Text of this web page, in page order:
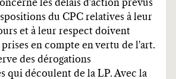
les délais d'action prévus
du CPC relatives à leur
et à leur respect doivent
en compte en vertu de l'art.
des dérogations
qui découlent de la LP. Avec la